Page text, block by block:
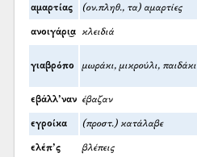
αμαρτίας (ον.πληθ., τα) αμαρτίες
ανοιγάρι͜α κλειδιά
γιαβρόπο μωράκι, μικρούλι, παιδάκι
εβάλλ’ναν έβαζαν
εγροίκα (προστ.) κατάλαβε
ελέπ’ς βλέπεις